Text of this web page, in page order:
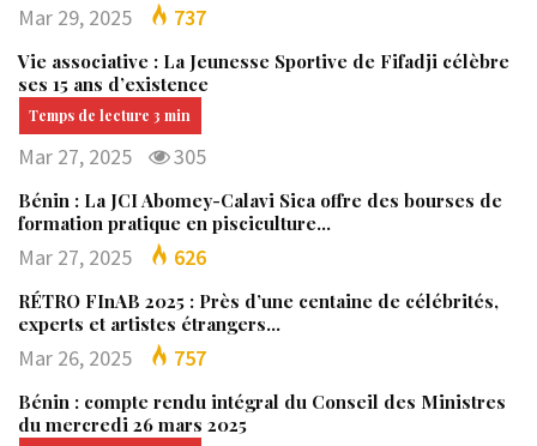
Mar 29, 2025 737
Vie associative : La Jeunesse Sportive de Fifadji célèbre
ses 15 ans d’existence
Mar 27, 2025 305
Bénin : La JCI Abomey-Calavi Sica offre des bourses de
formation pratique en pisciculture…
Mar 27, 2025 626
RÉTRO FInAB 2025 : Près d’une centaine de célébrités,
experts et artistes étrangers…
Mar 26, 2025 757
Bénin : compte rendu intégral du Conseil des Ministres
du mercredi 26 mars 2025